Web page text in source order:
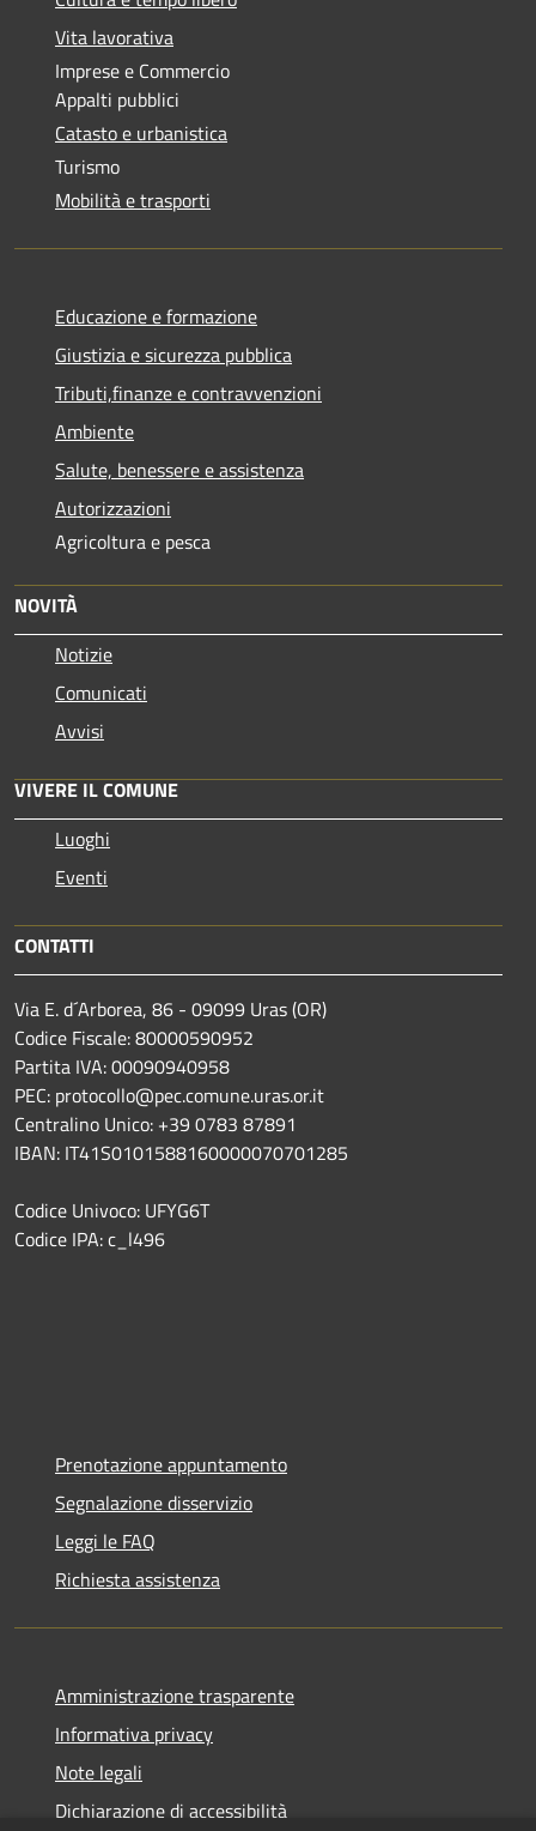
Vita lavorativa
Imprese e Commercio
Appalti pubblici
Catasto e urbanistica
Turismo
Mobilità e trasporti
Educazione e formazione
Giustizia e sicurezza pubblica
Tributi,finanze e contravvenzioni
Ambiente
Salute, benessere e assistenza
Autorizzazioni
Agricoltura e pesca
NOVITÀ
Notizie
Comunicati
Avvisi
VIVERE IL COMUNE
Luoghi
Eventi
CONTATTI
Via E. d´Arborea, 86 - 09099 Uras (OR)
Codice Fiscale: 80000590952
Partita IVA: 00090940958
PEC: protocollo@pec.comune.uras.or.it
Centralino Unico: +39 0783 87891
IBAN: IT41S0101588160000070701285
Codice Univoco: UFYG6T
Codice IPA: c_l496
Prenotazione appuntamento
Segnalazione disservizio
Leggi le FAQ
Richiesta assistenza
Amministrazione trasparente
Informativa privacy
Note legali
Dichiarazione di accessibilità